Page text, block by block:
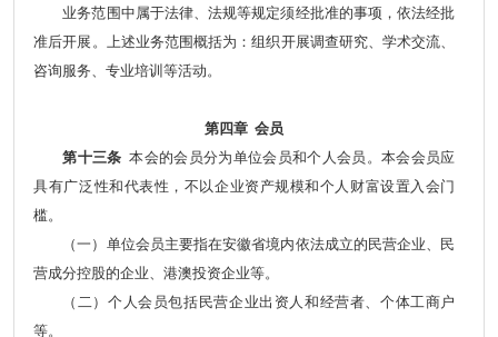
业务范围中属于法律、法规等规定须经批准的事项，依法经批
准后开展。上述业务范围概括为：组织开展调查研究、学术交流、
咨询服务、专业培训等活动。
第四章 会员
第十三条 本会的会员分为单位会员和个人会员。本会会员应
具有广泛性和代表性，不以企业资产规模和个人财富设置入会门
槛。
（一）单位会员主要指在安徽省境内依法成立的民营企业、民
营成分控股的企业、港澳投资企业等。
（二）个人会员包括民营企业出资人和经营者、个体工商户
等。